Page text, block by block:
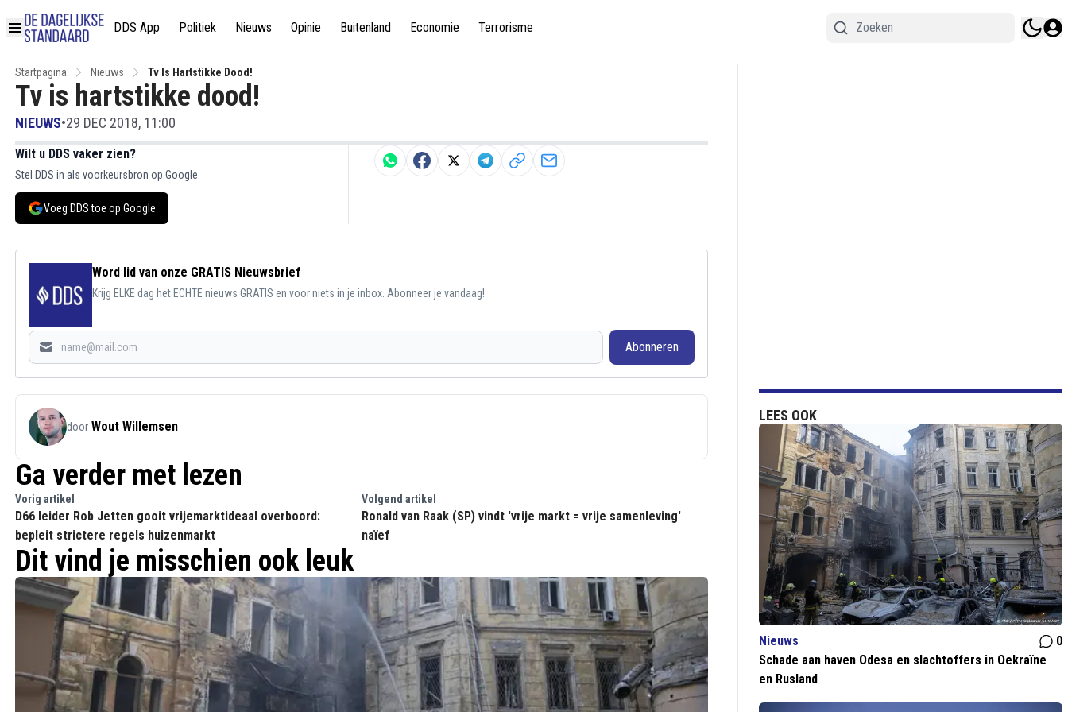
DDS App Politiek Nieuws Opinie Buitenland Economie Terrorisme
Startpagina Nieuws Tv Is Hartstikke Dood!
Tv is hartstikke dood!
NIEUWS•29 DEC 2018, 11:00
Wilt u DDS vaker zien?
Stel DDS in als voorkeursbron op Google.
Voeg DDS toe op Google
Word lid van onze GRATIS Nieuwsbrief
Krijg ELKE dag het ECHTE nieuws GRATIS en voor niets in je inbox. Abonneer je vandaag!
Abonneren
door Wout Willemsen
Ga verder met lezen
Vorig artikel
D66 leider Rob Jetten gooit vrijemarktideaal overboord:
bepleit strictere regels huizenmarkt
Volgend artikel
Ronald van Raak (SP) vindt 'vrije markt = vrije samenleving'
naïef
Dit vind je misschien ook leuk
LEES OOK
Nieuws
0
Schade aan haven Odesa en slachtoffers in Oekraïne
en Rusland